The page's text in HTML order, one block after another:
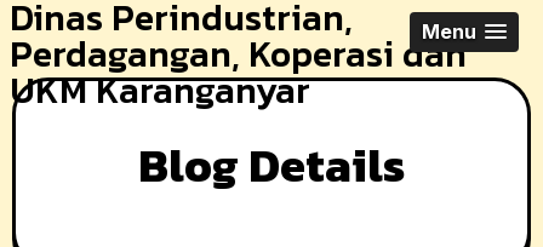
Skip
to
content
Dinas Perindustrian,
Perdagangan, Koperasi dan
UKM Karanganyar
Menu
Blog Details